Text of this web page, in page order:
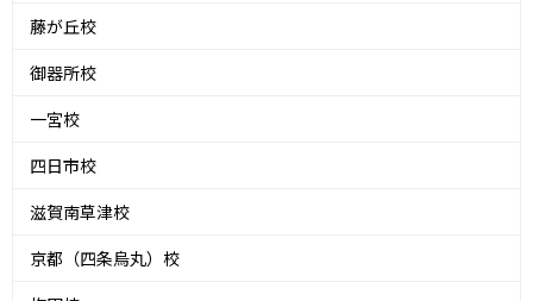
藤が丘校
御器所校
一宮校
四日市校
滋賀南草津校
京都（四条烏丸）校